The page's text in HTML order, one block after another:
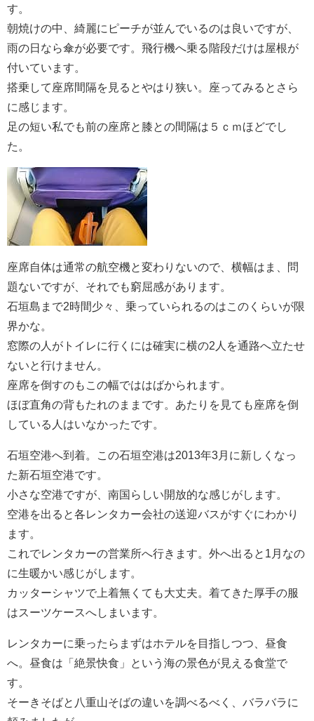
す。
朝焼けの中、綺麗にピーチが並んでいるのは良いですが、
雨の日なら傘が必要です。飛行機へ乗る階段だけは屋根が
付いています。
搭乗して座席間隔を見るとやはり狭い。座ってみるとさら
に感じます。
足の短い私でも前の座席と膝との間隔は５ｃｍほどでし
た。
座席自体は通常の航空機と変わりないので、横幅はま、問
題ないですが、それでも窮屈感があります。
石垣島まで2時間少々、乗っていられるのはこのくらいが限
界かな。
窓際の人がトイレに行くには確実に横の2人を通路へ立たせ
ないと行けません。
座席を倒すのもこの幅でははばかられます。
ほぼ直角の背もたれのままです。あたりを見ても座席を倒
している人はいなかったです。
石垣空港へ到着。この石垣空港は2013年3月に新しくなっ
た新石垣空港です。
小さな空港ですが、南国らしい開放的な感じがします。
空港を出ると各レンタカー会社の送迎バスがすぐにわかり
ます。
これでレンタカーの営業所へ行きます。外へ出ると1月なの
に生暖かい感じがします。
カッターシャツで上着無くても大丈夫。着てきた厚手の服
はスーツケースへしまいます。
レンタカーに乗ったらまずはホテルを目指しつつ、昼食
へ。昼食は「絶景快食」という海の景色が見える食堂で
す。
そーきそばと八重山そばの違いを調べるべく、バラバラに